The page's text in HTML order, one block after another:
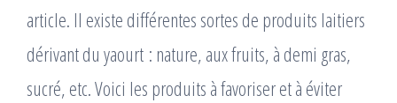
article. Il existe différentes sortes de produits laitiers
dérivant du yaourt : nature, aux fruits, à demi gras,
sucré, etc. Voici les produits à favoriser et à éviter